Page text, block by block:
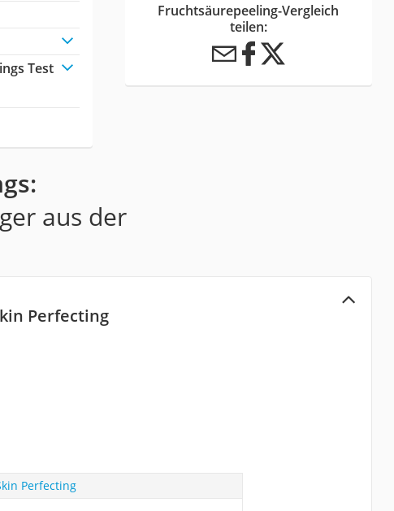
Test
Fruchtsäurepeeling-Vergleich
teilen:
aus der
Perfecting
Perfecting